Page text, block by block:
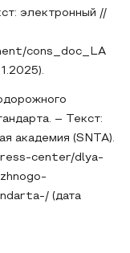
электронный //
cons_doc_LA
– Текст:
академия (SNTA).
center/dlya-
(дата